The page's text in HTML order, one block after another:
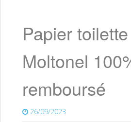
Papier
Moltonel
remboursé
26/09/2023